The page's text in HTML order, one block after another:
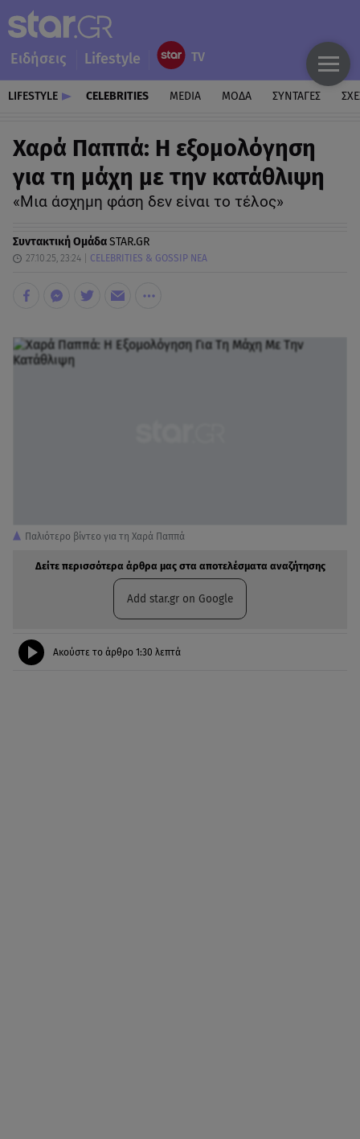
Ειδήσεις Lifestyle
LIFESTYLE CELEBRITIES MEDIA ΜΟΔΑ ΣΥΝΤΑΓΕΣ
Χαρά Παππά: Η εξομολόγηση
για τη μάχη με την κατάθλιψη
«Μια άσχημη φάση δεν είναι το τέλος»
Συντακτική ΟμάδαSTAR.GR
27.10.25, 23:24 CELEBRITIES & GOSSIP ΝΕΑ
Παλιότερο βίντεο για τη Χαρά Παππά
Δείτε περισσότερα άρθρα μας στα αποτελέσματα αναζήτησης
Add star.gr on Google
Ακούστε το άρθρο 1:30 λεπτά